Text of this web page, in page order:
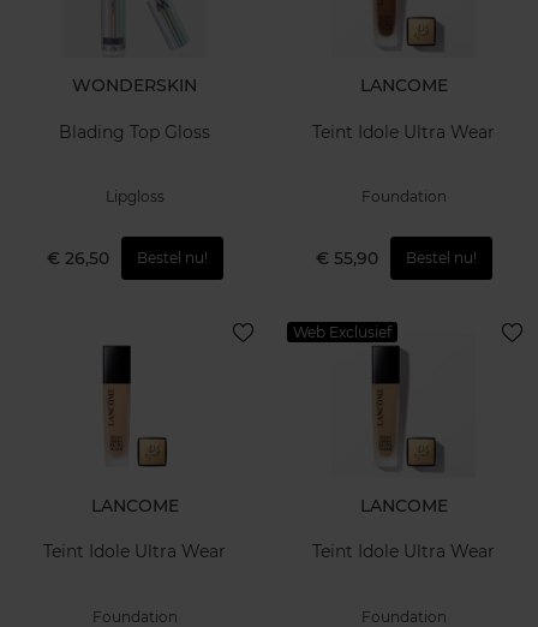
WONDERSKIN
Blading Top Gloss
Lipgloss
€ 26,50 Bestel nu!
LANCOME
Teint Idole Ultra Wear
Foundation
€ 55,90 Bestel nu!
LANCOME
Teint Idole Ultra Wear
Foundation
Web Exclusief
LANCOME
Teint Idole Ultra Wear
Foundation